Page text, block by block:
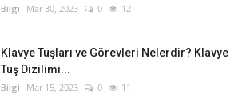
Bilgi Mar 30, 2023 0 12
Klavye Tuşları ve Görevleri Nelerdir? Klavye
Tuş Dizilimi...
Bilgi Mar 15, 2023 0 11